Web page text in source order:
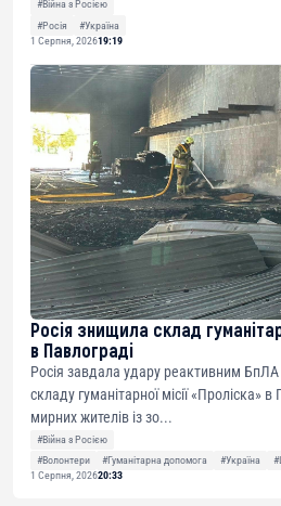
#Війна з Росією
#Росія
#Україна
1 Серпня, 202619:19
Росія знищила склад
в Павлограді
Росія завдала удару реактивним
складу гуманітарної місії «Проліска»
мирних жителів із зо...
#Війна з Росією
#Волонтери
#Гуманітарна допомога #Україна
1 Серпня, 202620:33